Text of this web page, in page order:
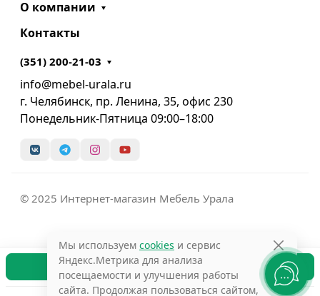
В корзину
О компании
Контакты
(351) 200-21-03
info@mebel-urala.ru
г. Челябинск, пр. Ленина, 35, офис 230
Понедельник-Пятница 09:00–18:00
© 2025 Интернет-магазин Мебель Урала
Мы используем cookies и сервис
Яндекс.Метрика для анализа
посещаемости и улучшения работы
сайта. Продолжая пользоваться сайтом,